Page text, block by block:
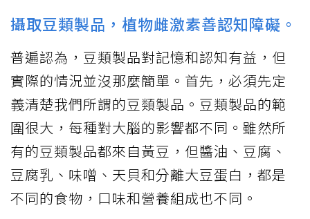
攝取豆類製品，植物雌激素善認知障礙。
普遍認為，豆類製品對記憶和認知有益，但
實際的情況並沒那麼簡單。首先，必須先定
義清楚我們所謂的豆類製品。豆類製品的範
圍很大，每種對大腦的影響都不同。雖然所
有的豆類製品都來自黃豆，但醬油、豆腐、
豆腐乳、味噌、天貝和分離大豆蛋白，都是
不同的食物，口味和營養組成也不同。